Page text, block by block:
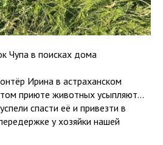
Чупа в поисках дома
Ирина в астраханском
приюте животных усыпляют...
спасти её и привезти в
у хозяйки нашей